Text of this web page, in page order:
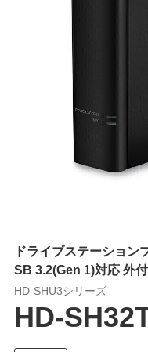
ドライブステーション
SB 3.2(Gen 1)対応 外
HD-SHU3シリーズ
HD-